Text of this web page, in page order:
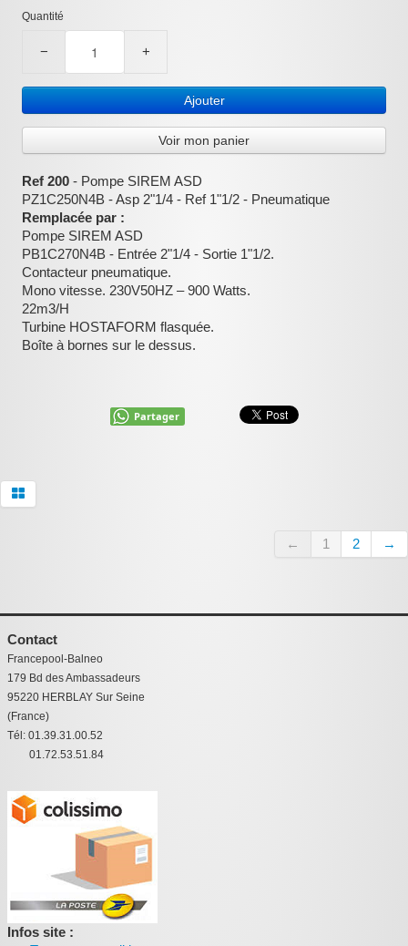
F.A.Q (Foire aux questions)
Contact
Quantité
− +
Ajouter
Voir mon panier
Ref 200 - Pompe SIREM ASD
PZ1C250N4B - Asp 2"1/4 - Ref 1"1/2 - Pneumatique
Remplacée par :
Pompe SIREM ASD
PB1C270N4B - Entrée 2"1/4 - Sortie 1"1/2.
Contacteur pneumatique.
Mono vitesse. 230V50HZ – 900 Watts.
22m3/H
Turbine HOSTAFORM flasquée.
Boîte à bornes sur le dessus.
Partager
← 1 2 →
Contact
Francepool-Balneo
179 Bd des Ambassadeurs
95220 HERBLAY Sur Seine
(France)
Tél: 01.39.31.00.52
01.72.53.51.84
Infos site :